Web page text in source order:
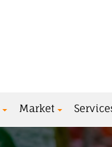
Market